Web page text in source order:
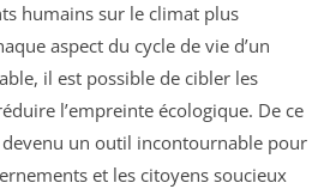
humains sur le climat plus
aspect du cycle de vie d’un
il est possible de cibler les
l’empreinte écologique. De ce
un outil incontournable pour
et les citoyens soucieux